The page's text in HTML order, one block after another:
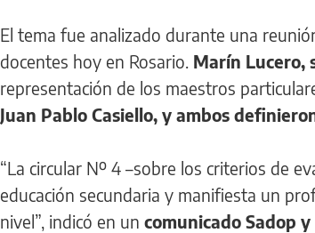
El tema fue analizado durante una
docentes hoy en Rosario. Marín Lucero,
representación de los maestros
Juan Pablo Casiello, y ambos
“La circular Nº 4 –sobre los criterios de
educación secundaria y manifiesta un
nivel”, indicó en un comunicado Sadop